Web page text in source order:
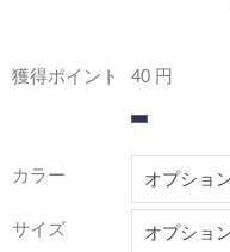
獲得ポイント 40 円
カラー
サイズ